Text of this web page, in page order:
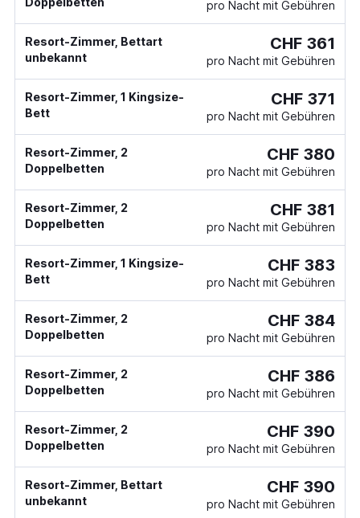
pro Nacht mit Gebühren
Resort-Zimmer, Bettart
unbekannt
CHF 361
pro Nacht mit Gebühren
Resort-Zimmer, 1 Kingsize-
Bett
CHF 371
pro Nacht mit Gebühren
Resort-Zimmer, 2
Doppelbetten
CHF 380
pro Nacht mit Gebühren
Resort-Zimmer, 2
Doppelbetten
CHF 381
pro Nacht mit Gebühren
Resort-Zimmer, 1 Kingsize-
Bett
CHF 383
pro Nacht mit Gebühren
Resort-Zimmer, 2
Doppelbetten
CHF 384
pro Nacht mit Gebühren
Resort-Zimmer, 2
Doppelbetten
CHF 386
pro Nacht mit Gebühren
Resort-Zimmer, 2
Doppelbetten
CHF 390
pro Nacht mit Gebühren
Resort-Zimmer, Bettart
unbekannt
CHF 390
pro Nacht mit Gebühren